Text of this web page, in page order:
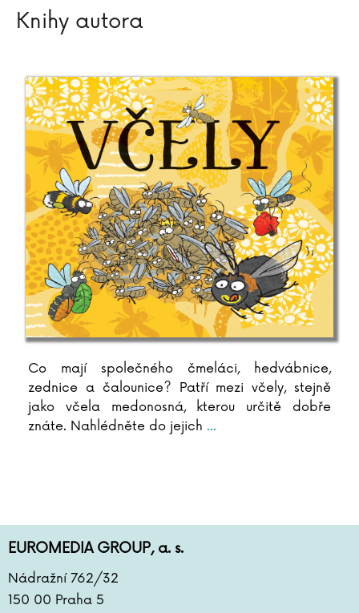
Tomasz Kowal
Lucie Kožinová
Karin Krajčová Babinská
Agota Kristofová
Sylvie Krupanská
Barbora Kubátová
Petr Kubes
Susanne Kuhlendahl
Zdeněk Kupka
Katarína Kvoriaková
Knihy autora
Co mají společného čmeláci, hedvábnice,
zednice a čalounice? Patří mezi včely, stejně
jako včela medonosná, kterou určitě dobře
znáte. Nahlédněte do jejich ...
EUROMEDIA GROUP, a. s.
Nádražní 762/32
150 00 Praha 5